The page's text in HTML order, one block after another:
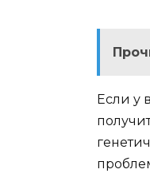
Если у